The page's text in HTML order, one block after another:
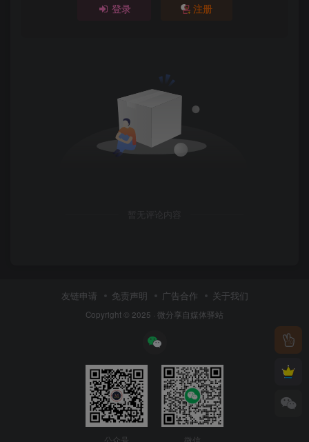
登录 注册
暂无评论内容
友链申请 免责声明 广告合作 关于我们
Copyright © 2025 · 微分享自媒体驿站